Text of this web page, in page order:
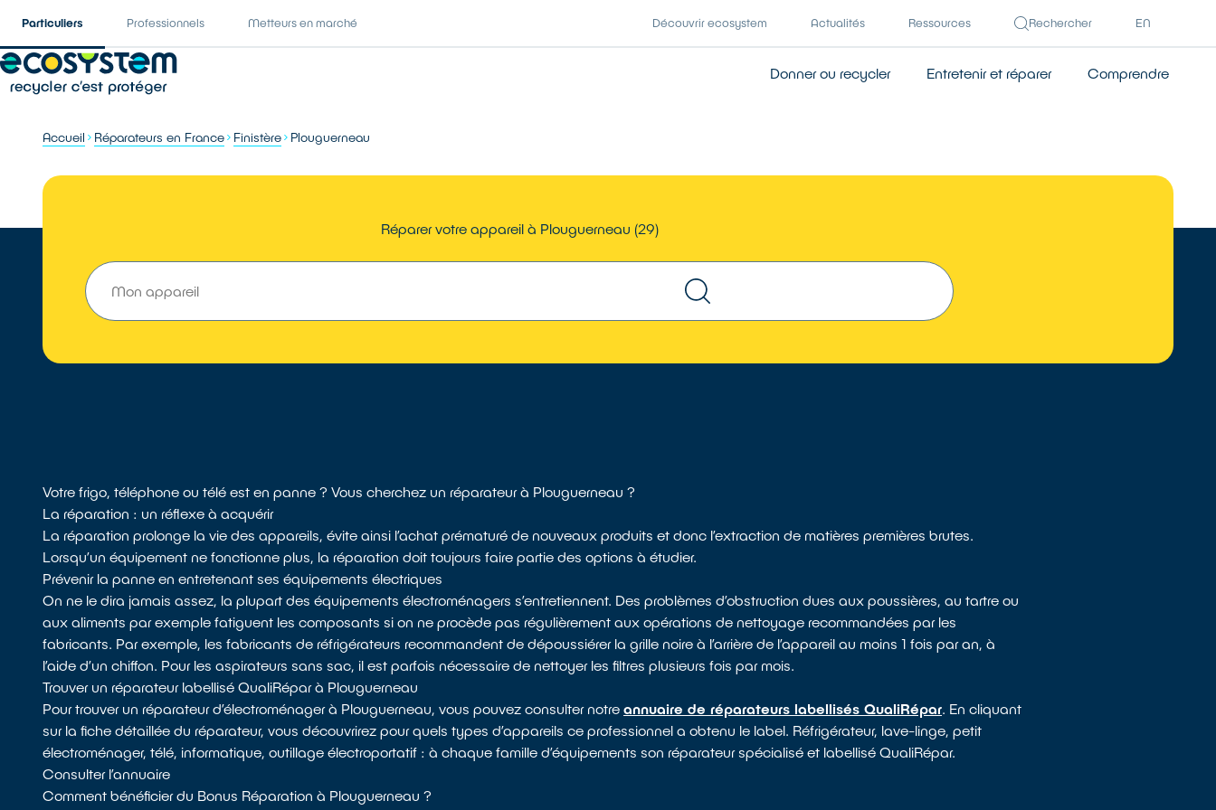
Particuliers Professionnels Metteurs en marché Découvrir ecosystem Actualités Ressources Rechercher EN
Donner ou recycler Entretenir et réparer Comprendre
Accueil Réparateurs en France Finistère Plouguerneau
Réparer votre appareil à Plouguerneau (29)
Votre frigo, téléphone ou télé est en panne ? Vous cherchez un réparateur à Plouguerneau ?
La réparation : un réflexe à acquérir
La réparation prolonge la vie des appareils, évite ainsi l’achat prématuré de nouveaux produits et donc l’extraction de matières premières brutes.
Lorsqu’un équipement ne fonctionne plus, la réparation doit toujours faire partie des options à étudier.
Prévenir la panne en entretenant ses équipements électriques
On ne le dira jamais assez, la plupart des équipements électroménagers s’entretiennent. Des problèmes d’obstruction dues aux poussières, au tartre ou
aux aliments par exemple fatiguent les composants si on ne procède pas régulièrement aux opérations de nettoyage recommandées par les
fabricants. Par exemple, les fabricants de réfrigérateurs recommandent de dépoussiérer la grille noire à l’arrière de l’appareil au moins 1 fois par an, à
l’aide d’un chiffon. Pour les aspirateurs sans sac, il est parfois nécessaire de nettoyer les filtres plusieurs fois par mois.
Trouver un réparateur labellisé QualiRépar à Plouguerneau
Pour trouver un réparateur d’électroménager à Plouguerneau, vous pouvez consulter notreannuaire de réparateurs labellisés QualiRépar. En cliquant
sur la fiche détaillée du réparateur, vous découvrirez pour quels types d’appareils ce professionnel a obtenu le label. Réfrigérateur, lave-linge, petit
électroménager, télé, informatique, outillage électroportatif : à chaque famille d’équipements son réparateur spécialisé et labellisé QualiRépar.
Consulter l’annuaire
Comment bénéficier du Bonus Réparation à Plouguerneau ?